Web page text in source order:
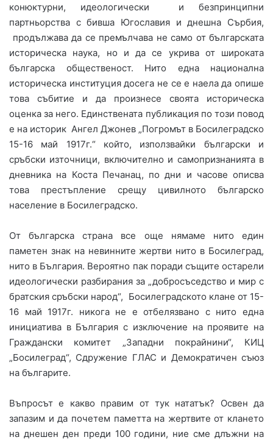
конюктурни, идеологически и безпринципни
партньорства с бивша Югославия и днешна Сърбия,
продължава да се премълчава не само от българската
историческа наука, но и да се укрива от широката
българска общественост. Нито една национална
историческа институция досега не се е наела да опише
това събитие и да произнесе своята историческа
оценка за него. Единствената публикация по този повод
е на историк Ангел Джонев „Погромът в Босилеградско
15-16 май 1917г.“ който, използвайки български и
сръбски източници, включително и самопризнанията в
дневника на Коста Печанац, по дни и часове описва
това престъпление срещу цивилното българско
население в Босилеградско.
От българска страна все още нямаме нито един
паметен знак на невинните жертви нито в Босилеград,
нито в България. Вероятно пак поради същите остарели
идеологически разбирания за „добросъседство и мир с
братския сръбски народ“, Босилеградското клане от 15-
16 май 1917г. никога не е отбелязвано с нито една
инициатива в България с изключение на проявите на
Граждански комитет „Западни покрайнини“, КИЦ
„Босилеград“, Сдружение ГЛАС и Демократичен съюз
на българите.
Въпросът е какво правим от тук нататък? Освен да
запазим и да почетем паметта на жертвите от клането
на днешен ден преди 100 години, ние сме длъжни на